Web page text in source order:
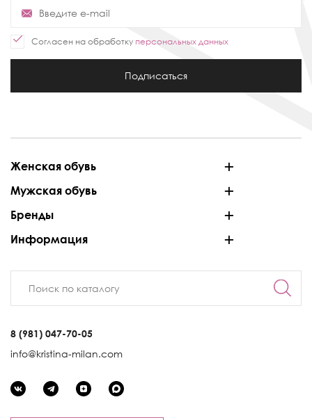
Согласен на обработку персональных данных
Подписаться
Женская обувь
Мужская обувь
Бренды
Информация
8 (981) 047-70-05
info@kristina-milan.com